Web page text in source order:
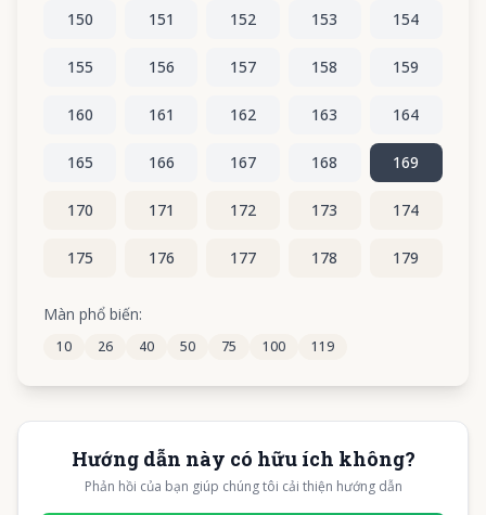
150
151 152 153 154
155 156 157 158 159
160 161 162 163 164
165 166 167 168 169
170 171 172 173 174
175 176 177 178 179
180
185 186 187 188
Màn phổ biến:
10 26 40 50 75 100 119
Hướng dẫn này có hữu ích không?
Phản hồi của bạn giúp chúng tôi cải thiện hướng dẫn